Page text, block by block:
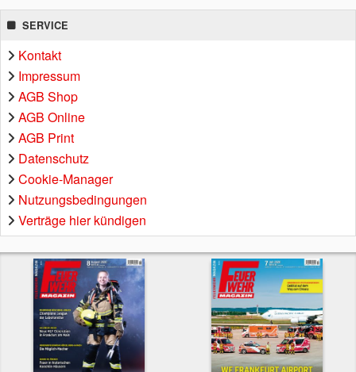
SERVICE
Kontakt
Impressum
AGB Shop
AGB Online
AGB Print
Datenschutz
Cookie-Manager
Nutzungsbedingungen
Verträge hier kündigen